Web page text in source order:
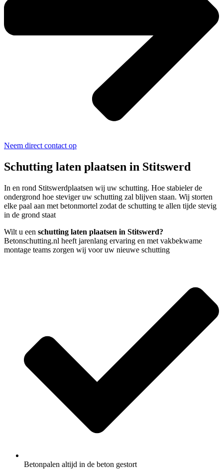
Neem direct contact op
Schutting laten plaatsen in Stitswerd
In en rond Stitswerdplaatsen wij uw schutting. Hoe stabieler de
ondergrond hoe steviger uw schutting zal blijven staan. Wij storten
elke paal aan met betonmortel zodat de schutting te allen tijde stevig
in de grond staat
Wilt u een schutting laten plaatsen in Stitswerd?
Betonschutting.nl heeft jarenlang ervaring en met vakbekwame
montage teams zorgen wij voor uw nieuwe schutting
Betonpalen altijd in de beton gestort